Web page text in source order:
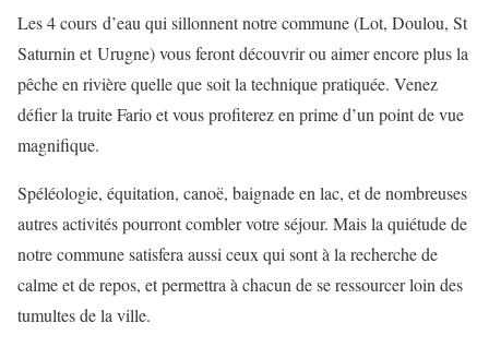
Les 4 cours d’eau qui sillonnent notre commune (Lot, Doulou, St
Saturnin et Urugne) vous feront découvrir ou aimer encore plus la
pêche en rivière quelle que soit la technique pratiquée. Venez
défier la truite Fario et vous profiterez en prime d’un point de vue
magnifique.
Spéléologie, équitation, canoë, baignade en lac, et de nombreuses
autres activités pourront combler votre séjour. Mais la quiétude de
notre commune satisfera aussi ceux qui sont à la recherche de
calme et de repos, et permettra à chacun de se ressourcer loin des
tumultes de la ville.